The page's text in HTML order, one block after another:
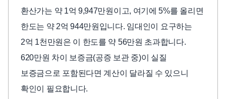
환산가는 약 1억 9,947만원이고, 여기에 5%를 올리면
한도는 약 2억 944만원입니다. 임대인이 요구하는
2억 1천만원은 이 한도를 약 56만원 초과합니다.
620만원 차이 보증금(공증 보관 중)이 실질
보증금으로 포함된다면 계산이 달라질 수 있으니
확인이 필요합니다.